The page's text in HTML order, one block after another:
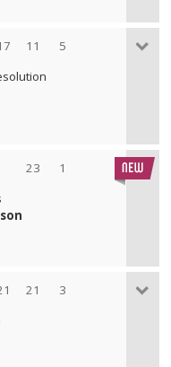
11 5
23 1
21 3